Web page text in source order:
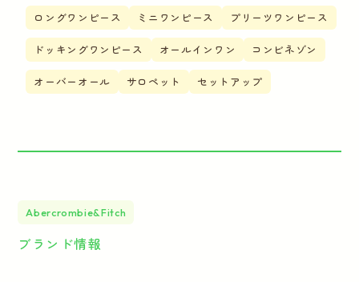
ロングワンピース ミニワンピース プリーツワンピース
ドッキングワンピース オールインワン コンビネゾン
オーバーオール サロペット セットアップ
Abercrombie&Fitch
ブランド情報